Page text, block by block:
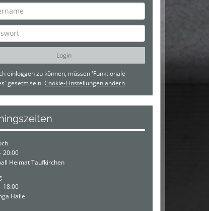
einloggen zu können, müssen 'Funktionale
gesetzt sein.Cookie-Einstellungen ändern
20:00
Heimat Taufkirchen
18:00
Halle